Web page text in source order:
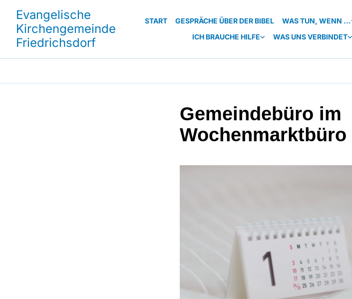
Evangelische
Kirchengemeinde
Friedrichsdorf
START GESPRÄCHE ÜBER DER BIBEL WAS TUN, WENN ...
ICH BRAUCHE HILFE
WAS UNS VERBINDET
Gemeindebüro im
Wochenmarktbüro